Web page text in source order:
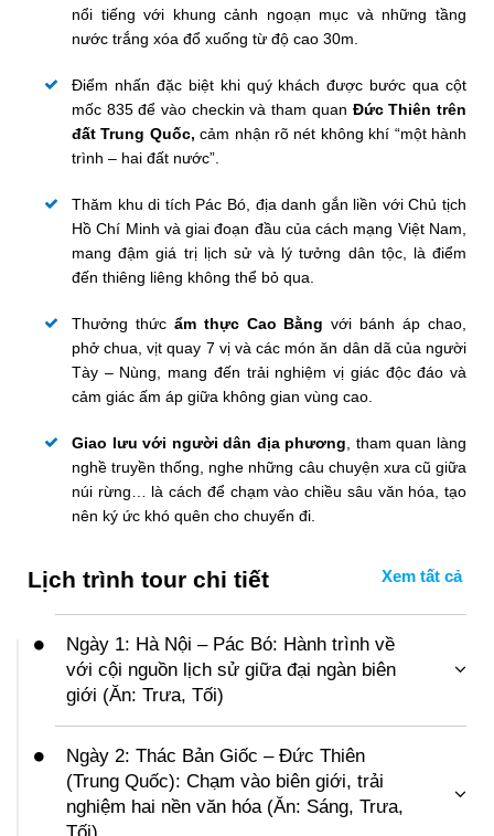
nổi tiếng với khung cảnh ngoạn mục và những tầng
nước trắng xóa đổ xuống từ độ cao 30m.
Điểm nhấn đặc biệt khi quý khách được bước qua cột
mốc 835 để vào checkin và tham quan Đức Thiên trên
đất Trung Quốc, cảm nhận rõ nét không khí “một hành
trình – hai đất nước”.
Thăm khu di tích Pác Bó, địa danh gắn liền với Chủ tịch
Hồ Chí Minh và giai đoạn đầu của cách mạng Việt Nam,
mang đậm giá trị lịch sử và lý tưởng dân tộc, là điểm
đến thiêng liêng không thể bỏ qua.
Thưởng thức ẩm thực Cao Bằng với bánh áp chao,
phở chua, vịt quay 7 vị và các món ăn dân dã của người
Tày – Nùng, mang đến trải nghiệm vị giác độc đáo và
cảm giác ấm áp giữa không gian vùng cao.
Giao lưu với người dân địa phương , tham quan làng
nghề truyền thống, nghe những câu chuyện xưa cũ giữa
núi rừng… là cách để chạm vào chiều sâu văn hóa, tạo
nên ký ức khó quên cho chuyến đi.
Lịch trình tour chi tiết
Ngày 1: Hà Nội – Pác Bó: Hành trình về
với cội nguồn lịch sử giữa đại ngàn biên
giới (Ăn: Trưa, Tối)
06h00: Xe và hướng dẫn viên củaVietSense Travel
đón Quý khách tại Nhà Hát Lớn Hà Nội, khởi hành đi
Cao Bằng
– mảnh đất địa đầu Tổ quốc gắn với những
trang sử hào hùng của dân tộc.
Trên đường di chuyển, đoàn dừng nghỉ ăn sáng
Ngày 2: Thác Bản Giốc – Đức Thiên
(Trung Quốc): Chạm vào biên giới, trải
nghiệm hai nền văn hóa (Ăn: Sáng, Trưa,